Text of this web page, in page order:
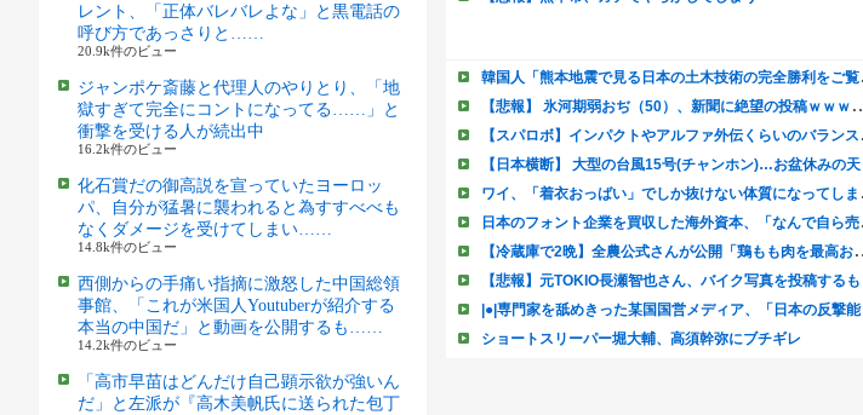
レント、「正体バレバレよな」と黒電話の
呼び方であっさりと……
20.9k件のビュー
ジャンポケ斎藤と代理人のやりとり、「地
獄すぎて完全にコントになってる……」と
衝撃を受ける人が続出中
16.2k件のビュー
化石賞だの御高説を宣っていたヨーロッ
パ、自分が猛暑に襲われると為すすべべも
なくダメージを受けてしまい……
14.8k件のビュー
西側からの手痛い指摘に激怒した中国総領
事館、「これが米国人Youtuberが紹介する
本当の中国だ」と動画を公開するも……
14.2k件のビュー
「高市早苗はどんだけ自己顕示欲が強いん
だ」と左派が『高木美帆氏に送られた包丁